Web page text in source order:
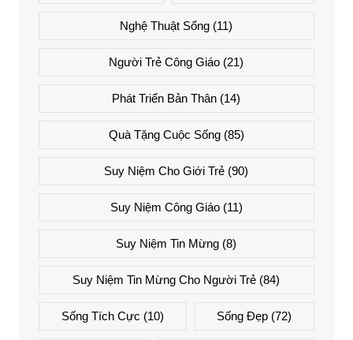
Nghệ Thuật Sống (11)
Người Trẻ Công Giáo (21)
Phát Triển Bản Thân (14)
Quà Tặng Cuộc Sống(85)
Suy Niệm Cho Giới Trẻ (90)
Suy Niệm Công Giáo(11)
Suy Niệm Tin Mừng (8)
Suy Niệm Tin Mừng Cho Người Trẻ (84)
Sống Tích Cực (10) Sống Đẹp (72)